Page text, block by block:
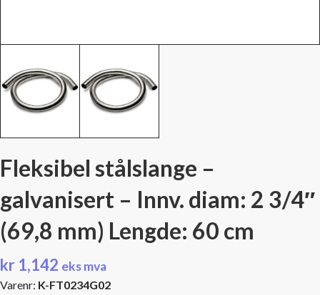
Fleksibel stålslange –
galvanisert – Innv. diam: 2 3/4″
(69,8 mm) Lengde: 60 cm
kr 1,142 eks mva
Varenr: K-FT0234G02